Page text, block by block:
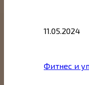
11.05.2024
Фитнес и